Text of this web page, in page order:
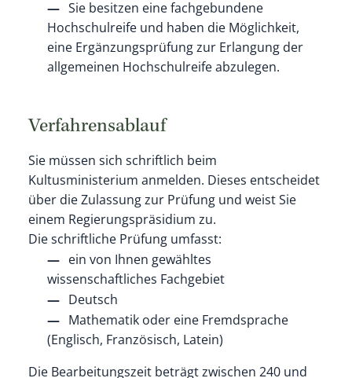
Sie besitzen eine fachgebundene
Hochschulreife und haben die Möglichkeit,
eine Ergänzungsprüfung zur Erlangung der
allgemeinen Hochschulreife abzulegen.
Verfahrensablauf
Sie müssen sich schriftlich beim
Kultusministerium anmelden. Dieses entscheidet
über die Zulassung zur Prüfung und weist Sie
einem Regierungspräsidium zu.
Die schriftliche Prüfung umfasst:
ein von Ihnen gewähltes
wissenschaftliches Fachgebiet
Deutsch
Mathematik oder eine Fremdsprache
(Englisch, Französisch, Latein)
Die Bearbeitungszeit beträgt zwischen 240 und